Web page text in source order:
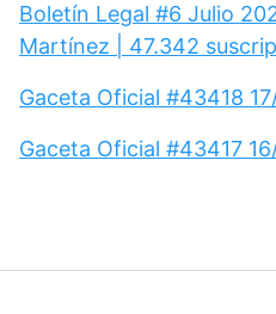
Boletín Legal #6 Julio
Martínez | 47.342
Gaceta Oficial #43418
Gaceta Oficial #43417